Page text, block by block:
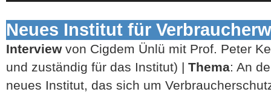
Neues Institut für
Interview von Cigdem Ünlü mit Prof. Peter
und zuständig für das Institut) | Thema: An
neues Institut, das sich um